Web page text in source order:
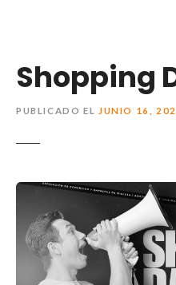
Shopping
PUBLICADO EL JUNIO 16,